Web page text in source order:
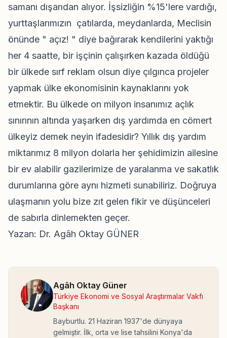
samanı dışarıdan alıyor. İşsizliğin %15'lere vardığı,
yurttaşlarımızın çatılarda, meydanlarda, Meclisin
önünde " açız! " diye bağırarak kendilerini yaktığı
her 4 saatte, bir işçinin çalışırken kazada öldüğü
bir ülkede sırf reklam olsun diye çılgınca projeler
yapmak ülke ekonomisinin kaynaklarını yok
etmektir. Bu ülkede on milyon insanımız açlık
sınırının altında yaşarken dış yardımda en cömert
ülkeyiz demek neyin ifadesidir? Yıllık dış yardım
miktarımız 8 milyon dolarla her şehidimizin ailesine
bir ev alabilir gazilerimize de yaralanma ve sakatlık
durumlarına göre aynı hizmeti sunabiliriz. Doğruya
ulaşmanın yolu bize zıt gelen fikir ve düşünceleri
de sabırla dinlemekten geçer.
Yazan: Dr. Agâh Oktay GÜNER
Agâh Oktay Güner
Türkiye Ekonomi ve Sosyal Araştırmalar Vakfı
Başkanı
Bayburtlu. 21 Haziran 1937'de dünyaya
gelmiştir. İlk, orta ve lise tahsilini Konya'da